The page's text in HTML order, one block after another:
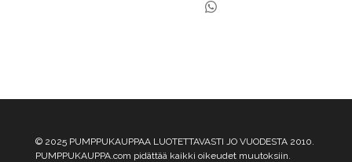
a
J
© 2025 PUMPPUKAUPPAA LUOTETTAVASTI JO VUODESTA 2010.
PUMPPUKAUPPA.com pidättää kaikki oikeudet muutoksiin.